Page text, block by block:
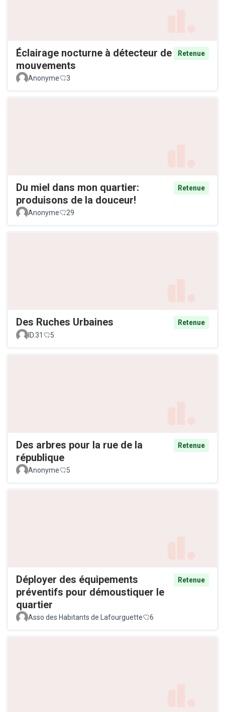
Éclairage nocturne à détecteur de
mouvements
Retenue
Anonyme 3
Du miel dans mon quartier:
produisons de la douceur!
Retenue
Anonyme 29
Des Ruches Urbaines
Retenue
ID.31
5
Des arbres pour la rue de la
république
Retenue
Anonyme 5
Déployer des équipements
préventifs pour démoustiquer le
quartier
Retenue
Asso des Habitants de Lafourguette 6